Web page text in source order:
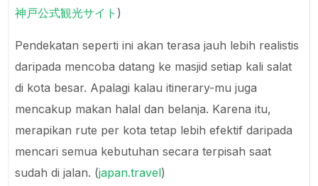
神戸公式観光サイト )
Pendekatan seperti ini akan terasa jauh lebih realistis
daripada mencoba datang ke masjid setiap kali salat
di kota besar. Apalagi kalau itinerary-mu juga
mencakup makan halal dan belanja. Karena itu,
merapikan rute per kota tetap lebih efektif daripada
mencari semua kebutuhan secara terpisah saat
sudah di jalan. (japan.travel)